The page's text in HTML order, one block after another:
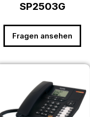
SP2503G
Fragen ansehen